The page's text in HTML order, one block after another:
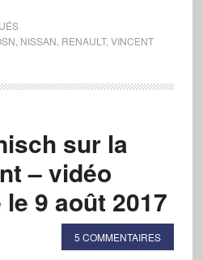
NISSAN RENAULT, VINCENT
sur la
– vidéo
9 août 2017
5 COMMENTAIRES